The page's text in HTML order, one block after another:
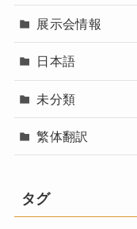
展示会情報
日本語
未分類
繁体翻訳
タグ